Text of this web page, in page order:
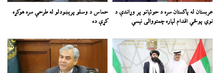
عربستان له پاکستان سره د حوثیانو پر وړاندې د
نوي پوځي اقدام لپاره چمتووالی نیسي
حماس د وسلو پرېښودلو له طرحې سره هوکړه
کړې ده